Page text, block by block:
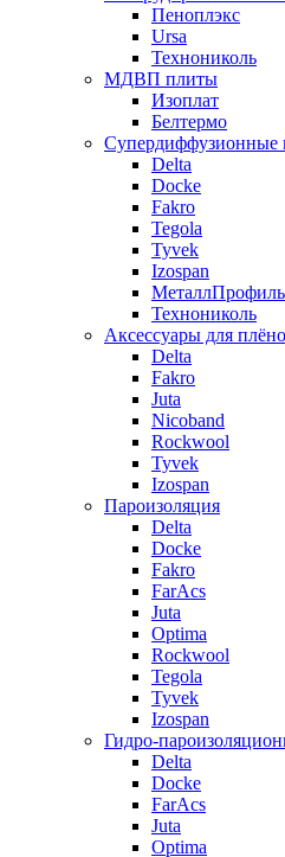
Пеноплэкс
Ursa
Технониколь
МДВП плиты
Изоплат
Белтермо
Супердиффузионные
Delta
Docke
Fakro
Tegola
Tyvek
Izospan
МеталлПрофиль
Технониколь
Аксессуары для
Delta
Fakro
Juta
Nicoband
Rockwool
Tyvek
Izospan
Пароизоляция
Delta
Docke
Fakro
FarAcs
Juta
Optima
Rockwool
Tegola
Tyvek
Izospan
Гидро-
Delta
Docke
FarAcs
Juta
Optima